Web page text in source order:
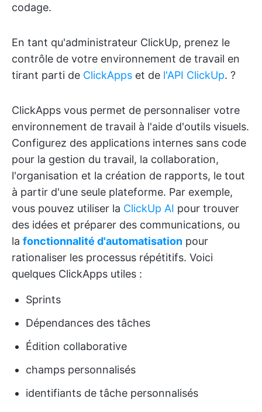
codage.
En tant qu'administrateur ClickUp, prenez le
contrôle de votre environnement de travail en
tirant parti de ClickApps et de l'API ClickUp. ?
ClickApps vous permet de personnaliser votre
environnement de travail à l'aide d'outils visuels.
Configurez des applications internes sans code
pour la gestion du travail, la collaboration,
l'organisation et la création de rapports, le tout
à partir d'une seule plateforme. Par exemple,
vous pouvez utiliser la ClickUp AI pour trouver
des idées et préparer des communications, ou
la fonctionnalité d'automatisation pour
rationaliser les processus répétitifs. Voici
quelques ClickApps utiles :
Sprints
Dépendances des tâches
Édition collaborative
champs personnalisés
identifiants de tâche personnalisés